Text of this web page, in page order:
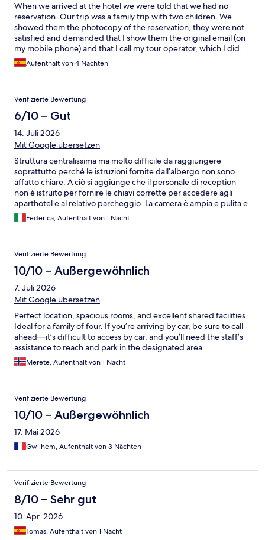
When we arrived at the hotel we were told that we had no
reservation. Our trip was a family trip with two children. We
showed them the photocopy of the reservation, they were not
satisfied and demanded that I show them the original email (on
my mobile phone) and that I call my tour operator, which I did.
Finally they put me up (after three hours at the hotel reception)
in a hotel that did not have the characteristics I had chosen. The
operator commented that the taxi journeys had to be paid for
by the contracted hotel. The taxi driver told us that we had to
pay for them ourselves. I am still waiting for reimbursement. It is
terrible to arrive at a long booked hotel with two children and
have no accommodation. I think this kind of overbooking
practices should be highly punishable by law.
Aufenthalt von 4 Nächten
Verifizierte Bewertung
6/10 – Gut
14. Juli 2026
Mit Google übersetzen
Struttura centralissima ma molto difficile da raggiungere
soprattutto perché le istruzioni fornite dall’albergo non sono
affatto chiare. A ciò si aggiunge che il personale di reception
non è istruito per fornire le chiavi corrette per accedere agli
aparthotel e al relativo parcheggio. La camera è ampia e pulita e
le dotazioni perfette per brevi soggiorni.
Federica, Aufenthalt von 1 Nacht
Verifizierte Bewertung
10/10 – Außergewöhnlich
7. Juli 2026
Mit Google übersetzen
Perfect location, spacious rooms, and excellent shared facilities.
Ideal for a family of four. If you’re arriving by car, be sure to call
ahead—it’s difficult to access by car, and you’ll need the staff’s
assistance to reach and park in the designated area.
Merete, Aufenthalt von 1 Nacht
Verifizierte Bewertung
10/10 – Außergewöhnlich
17. Mai 2026
Gwilhem, Aufenthalt von 3 Nächten
Verifizierte Bewertung
8/10 – Sehr gut
10. Apr. 2026
Tomas, Aufenthalt von 1 Nacht